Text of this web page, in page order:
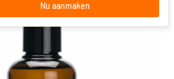
Nu aanmaken